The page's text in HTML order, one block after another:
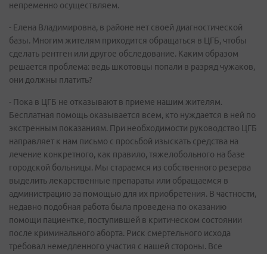
непременно осуществляем.
- Елена Владимировна, в районе нет своей диагностической
базы. Многим жителям приходится обращаться в ЦГБ, чтобы
сделать рентген или другое обследование. Каким образом
решается проблема: ведь шкотовцы попали в разряд чужаков,
они должны платить?
- Пока в ЦГБ не отказывают в приеме нашим жителям.
Бесплатная помощь оказывается всем, кто нуждается в ней по
экстренным показаниям. При необходимости руководство ЦГБ
направляет к нам письмо с просьбой изыскать средства на
лечение конкретного, как правило, тяжелобольного на базе
городской больницы. Мы стараемся из собственного резерва
выделить лекарственные препараты или обращаемся в
администрацию за помощью для их приобретения. В частности,
недавно подобная работа была проведена по оказанию
помощи пациентке, поступившей в критическом состоянии
после криминального аборта. Риск смертельного исхода
требовал немедленного участия с нашей стороны. Все